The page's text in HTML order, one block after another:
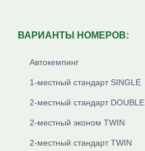
ВАРИАНТЫ НОМЕРОВ:
Автокемпинг
1-местный стандарт SINGLE
2-местный стандарт DOUBLE
2-местный эконом TWIN
2-местный стандарт TWIN